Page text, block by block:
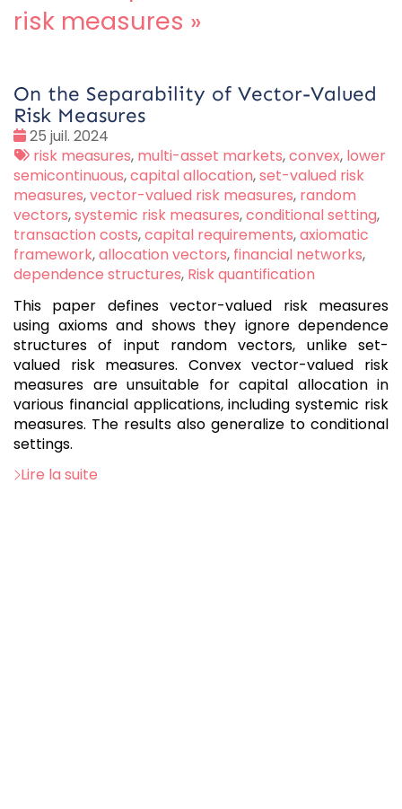
risk measures »
On the Separability of Vector-Valued
Risk Measures
Date
:
25 juil. 2024
Tags
:
risk measures, multi-asset markets,convex, lower
semicontinuous,capital allocation,set-valued risk
measures,vector-valued risk measures, random
vectors,systemic risk measures,conditional setting,
transaction costs,capital requirements,axiomatic
framework,allocation vectors, financial networks,
dependence structures, Risk quantification
This paper defines vector-valued risk measures
using axioms and shows they ignore dependence
structures of input random vectors, unlike set-
valued risk measures. Convex vector-valued risk
measures are unsuitable for capital allocation in
various financial applications, including systemic risk
measures. The results also generalize to conditional
settings.
Lire la suite